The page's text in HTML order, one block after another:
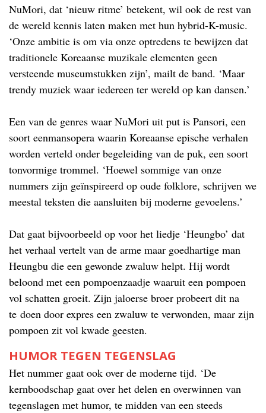
NuMori, dat ‘nieuw ritme’ betekent, wil ook de rest van
de wereld kennis laten maken met hun hybrid-K-music.
‘Onze ambitie is om via onze optredens te bewijzen dat
traditionele Koreaanse muzikale elementen geen
versteende museumstukken zijn’, mailt de band. ‘Maar
trendy muziek waar iedereen ter wereld op kan dansen.’
Een van de genres waar NuMori uit put is Pansori, een
soort eenmansopera waarin Koreaanse epische verhalen
worden verteld onder begeleiding van de puk, een soort
tonvormige trommel. ‘Hoewel sommige van onze
nummers zijn geïnspireerd op oude folklore, schrijven we
meestal teksten die aansluiten bij moderne gevoelens.’
Dat gaat bijvoorbeeld op voor het liedje ‘Heungbo’ dat
het verhaal vertelt van de arme maar goedhartige man
Heungbu die een gewonde zwaluw helpt. Hij wordt
beloond met een pompoenzaadje waaruit een pompoen
vol schatten groeit. Zijn jaloerse broer probeert dit na
te doen door expres een zwaluw te verwonden, maar zijn
pompoen zit vol kwade geesten.
HUMOR TEGEN TEGENSLAG
Het nummer gaat ook over de moderne tijd. ‘De
kernboodschap gaat over het delen en overwinnen van
tegenslagen met humor, te midden van een steeds